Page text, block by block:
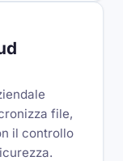
file,
il controllo